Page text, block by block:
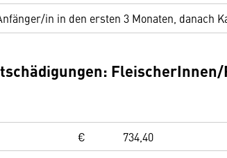
in in den ersten 3 Monaten, danach
€
734,40